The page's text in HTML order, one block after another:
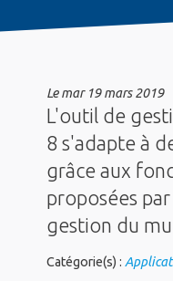
Lemar 19 mars 2019
L'outil de
8 s'adapte à
grâce aux
proposées
gestion du
Catégorie(s) :